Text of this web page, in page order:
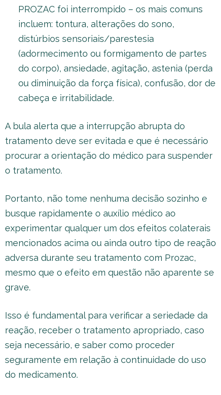
PROZAC foi interrompido – os mais comuns
incluem: tontura, alterações do sono,
distúrbios sensoriais/parestesia
(adormecimento ou formigamento de partes
do corpo), ansiedade, agitação, astenia (perda
ou diminuição da força física), confusão, dor de
cabeça e irritabilidade.
A bula alerta que a interrupção abrupta do
tratamento deve ser evitada e que é necessário
procurar a orientação do médico para suspender
o tratamento.
Portanto, não tome nenhuma decisão sozinho e
busque rapidamente o auxílio médico ao
experimentar qualquer um dos efeitos colaterais
mencionados acima ou ainda outro tipo de reação
adversa durante seu tratamento com Prozac,
mesmo que o efeito em questão não aparente se
grave.
Isso é fundamental para verificar a seriedade da
reação, receber o tratamento apropriado, caso
seja necessário, e saber como proceder
seguramente em relação à continuidade do uso
do medicamento.